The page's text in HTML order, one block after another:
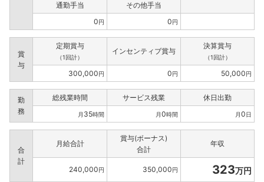
通勤手当
その他手当
0円 0円
賞
与
定期賞与
（1回計）
インセンティブ賞与
決算賞与
（1回計）
300,000円 0円 50,000円
勤
務
総残業時間 サービス残業 休日出勤
月 35時間 月0時間 月0日
合
計
月給合計
賞与(ボーナス)
合計
年収
240,000円 350,000円 323万円